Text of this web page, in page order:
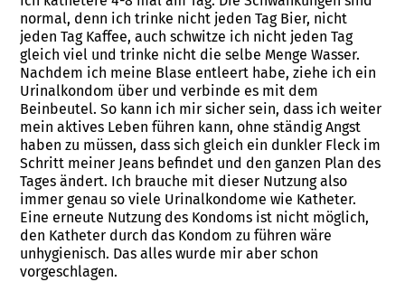
normal, denn ich trinke nicht jeden Tag Bier, nicht
jeden Tag Kaffee, auch schwitze ich nicht jeden Tag
gleich viel und trinke nicht die selbe Menge Wasser.
Nachdem ich meine Blase entleert habe, ziehe ich ein
Urinalkondom über und verbinde es mit dem
Beinbeutel. So kann ich mir sicher sein, dass ich weiter
mein aktives Leben führen kann, ohne ständig Angst
haben zu müssen, dass sich gleich ein dunkler Fleck im
Schritt meiner Jeans befindet und den ganzen Plan des
Tages ändert. Ich brauche mit dieser Nutzung also
immer genau so viele Urinalkondome wie Katheter.
Eine erneute Nutzung des Kondoms ist nicht möglich,
den Katheter durch das Kondom zu führen wäre
unhygienisch. Das alles wurde mir aber schon
vorgeschlagen.